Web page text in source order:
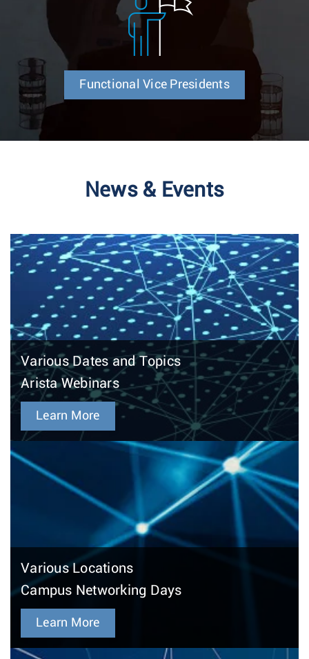
Functional Vice Presidents
News & Events
Various Dates and Topics
Arista Webinars
Learn More
Various Locations
Campus Networking Days
Learn More